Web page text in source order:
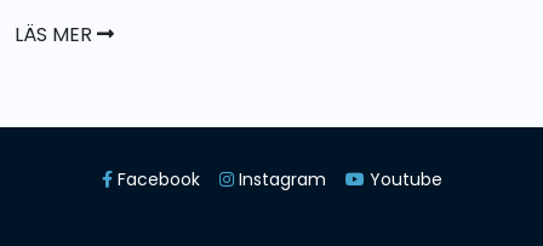
LÄS MER
Facebook Instagram Youtube